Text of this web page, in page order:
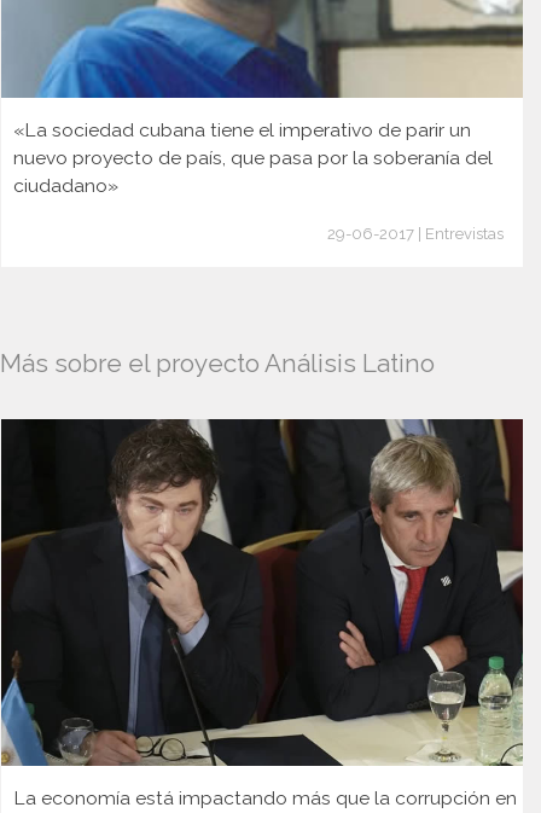
«La sociedad cubana tiene el imperativo de parir un
nuevo proyecto de país, que pasa por la soberanía del
ciudadano»
29-06-2017 | Entrevistas
Más sobre el proyecto Análisis Latino
La economía está impactando más que la corrupción en